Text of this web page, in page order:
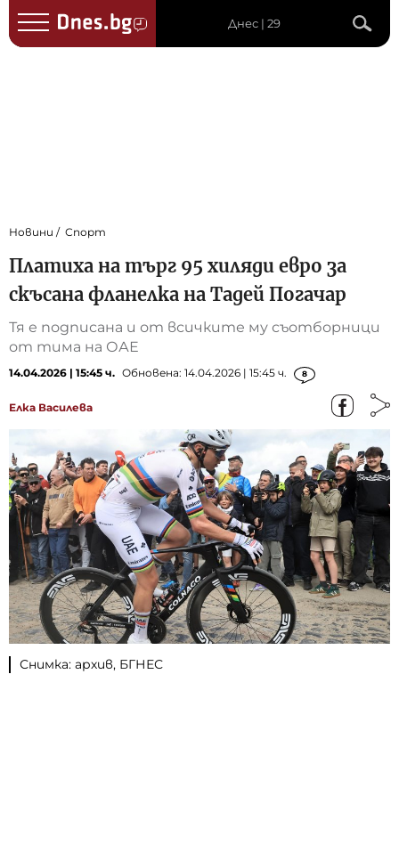
Днес | 29
Новини Спорт
Платиха на търг 95 хиляди евро за
скъсана фланелка на Тадей Погачар
Тя е подписана и от всичките му съотборници
от тима на ОАЕ
14.04.2026 | 15:45 ч. Обновена: 14.04.2026 | 15:45 ч. 8
Елка Василева
Снимка: архив, БГНЕС